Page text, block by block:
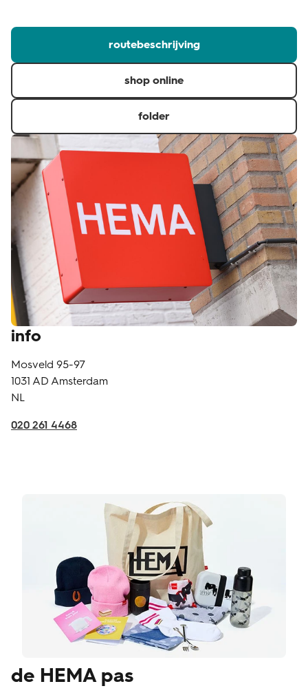
klantenservice
routebeschrijving
shop online
folder
info
Mosveld 95-97
1031 AD Amsterdam
NL
020 261 4468
de HEMA pas